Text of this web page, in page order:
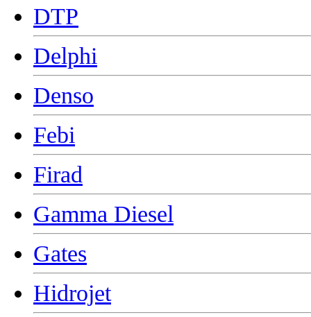
DTP
Delphi
Denso
Febi
Firad
Gamma Diesel
Gates
Hidrojet